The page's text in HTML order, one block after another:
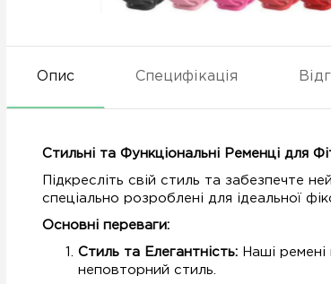
Опис Специфікація
Стильні та Функціональні Ременці для
Підкресліть свій стиль та забезпечте
спеціально розроблені для ідеальної
Основні переваги:
Стиль та Елегантність: Наші ремені
неповторний стиль.